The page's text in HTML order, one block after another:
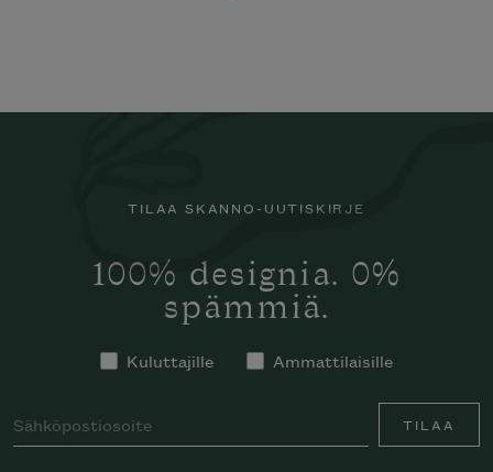
TILAA SKANNO-UUTISKIRJE
100% designia. 0%
spämmiä.
Kuluttajille Ammattilaisille
TILAA